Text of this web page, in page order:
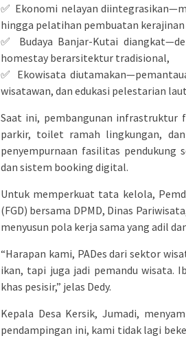
✅ Ekonomi nelayan
hingga pelatihan pembuatan
✅ Budaya Banjar-Kutai
homestay berarsitektur tradisional,
✅ Ekowisata
wisatawan, dan edukasi pelestarian
Saat ini, pembangunan infrastruktur
parkir, toilet ramah lingkungan,
penyempurnaan fasilitas
dan sistem booking digital.
Untuk memperkuat tata kelola,
(FGD) bersama DPMD, Dinas
menyusun pola kerja sama yang adil
“Harapan kami, PADes dari sektor
ikan, tapi juga jadi pemandu wisata.
khas pesisir,” jelas Dedy.
Kepala Desa Kersik, Jumadi,
pendampingan ini, kami tidak lagi